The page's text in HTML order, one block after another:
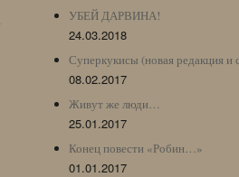
УБЕЙ ДАРВИНА!
24.03.2018
Суперкукисы (новая редакция и
08.02.2017
Живут же люди…
25.01.2017
Конец повести «Робин…»
01.01.2017